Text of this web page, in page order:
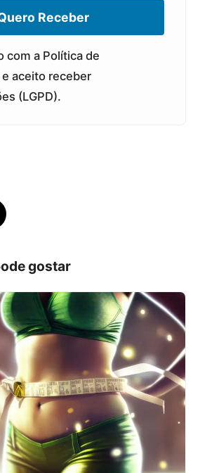
Receber
com a Política de
aceito receber
(LGPD).
gostar